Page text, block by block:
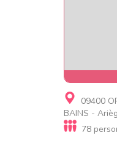
Gite
Le Vallon
09400
BAINS -
78